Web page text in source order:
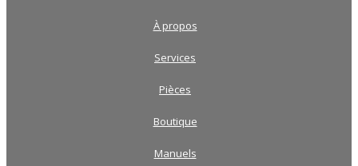
À propos
Services
Pièces
Boutique
Manuels